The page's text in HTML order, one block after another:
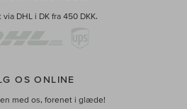
DHL i DK fra 450 DKK.
OS ONLINE
med os, forenet i glæde!